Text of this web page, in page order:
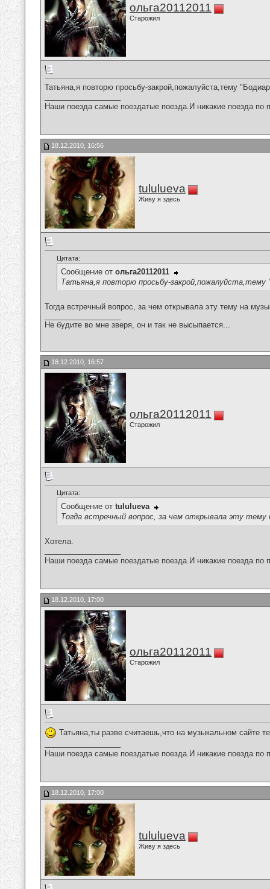
ольга20112011
Старожил
Татьяна,я повторю просьбу-закрой,пожалуйста,тему
Наши поезда самые поездатые поезда.И никакие поезда по
18.12.2010, 16:56
tululueva
Живу я здесь
Цитата:
Сообщение от ольга20112011
Татьяна,я повторю просьбу-закрой,пожалуйста,тему
Тогда встречный вопрос, за чем открывала эту тему на
Не будите во мне зверя, он и так не высыпается...
18.12.2010, 16:57
ольга20112011
Старожил
Цитата:
Сообщение от tululueva
Тогда встречный вопрос, за чем открывала эту тему
Хотела.
Наши поезда самые поездатые поезда.И никакие поезда по
18.12.2010, 17:00
ольга20112011
Старожил
Татьяна,ты разве считаешь,что на музыкальном сайте
Наши поезда самые поездатые поезда.И никакие поезда по
18.12.2010, 17:00
tululueva
Живу я здесь